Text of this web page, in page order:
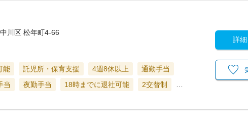
川区 松年町4-66
能 託児所・保育支援 4週8休以上
通勤手当
当 夜勤手当 18時までに退社可能 2交替制
詳